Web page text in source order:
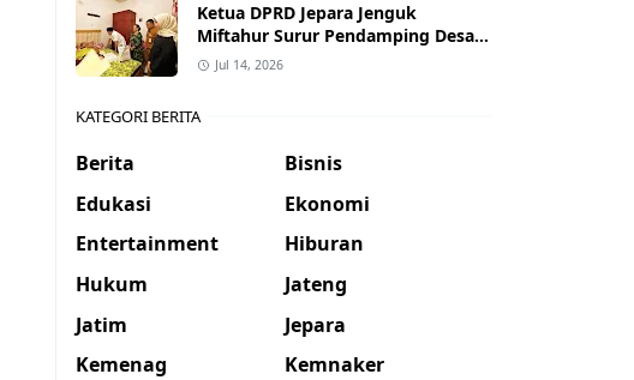
Ketua DPRD Jepara Jenguk
Miftahur Surur Pendamping Desa
yang Sakit
Jul 14, 2026
KATEGORI BERITA
Berita
Bisnis
Edukasi
Ekonomi
Entertainment
Hiburan
Hukum
Jateng
Jatim
Jepara
Kemenag
Kemnaker